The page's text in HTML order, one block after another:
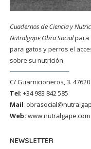
Cuadernos de Ciencia y
Nutralgape Obra Socialpara
para gatos y perros el
sobre su nutrición.
C/ Guarnicioneros, 3.
Tel: +34 983 842 585
Mail:
Web: www.nutralgape.com
NEWSLETTER